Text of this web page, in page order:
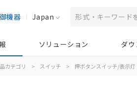
機器 Japan
ソリューション ダウ
カテゴリ > スイッチ > 押ボタンスイッチ/表示灯